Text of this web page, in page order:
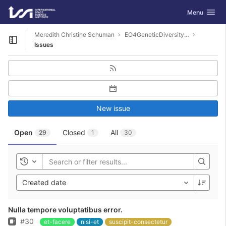
Skip to content
GitLab Toggle
Menu
Open sidebar
Meredith Christine Schuman
EO4GeneticDiversity-Examples
Issues
Open 29 Closed 1 All 30
New issue
Toggle history
Created date
Nulla tempore voluptatibus error.
Issue
#30 et-facere nisi-et suscipit-consectetur